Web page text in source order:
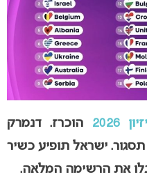
2026
הוכרז. דנמרק
ישראל תופיע כשיר